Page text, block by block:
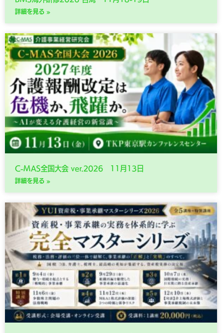
詳細を見る »
C-MAS全国大会 ver.2026 11月13日
詳細を見る »